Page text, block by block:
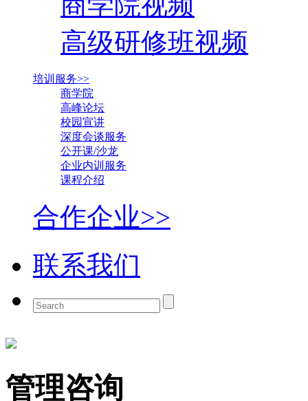
高级研修班视频
培训服务>>
商学院
高峰论坛
校园宣讲
深度会谈服务
公开课/沙龙
企业内训服务
课程介绍
合作企业>>
联系我们
管理咨询